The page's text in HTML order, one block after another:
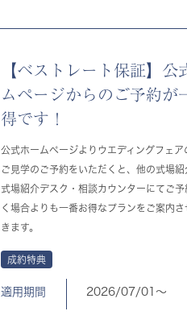
【ベストレート保証】公
ムページからのご予約が
得です！
公式ホームページよりウエディングフェア
ご見学のご予約をいただくと、他の式場紹
式場紹介デスク・相談カウンターにてご予
く場合よりも一番お得なプランをご案内さ
きます。
成約特典
適用期間 2026/07/01〜